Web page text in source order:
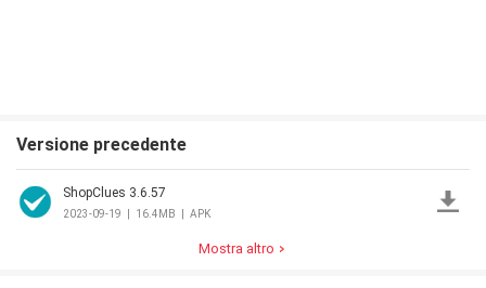
Versione precedente
ShopClues 3.6.57
2023-09-19 16.4MB APK
Mostra altro